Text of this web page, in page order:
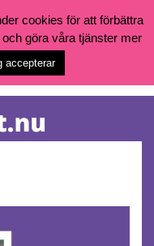
eller nå övriga
cookies för att förbättra
göra våra tjänster mer
accepterar